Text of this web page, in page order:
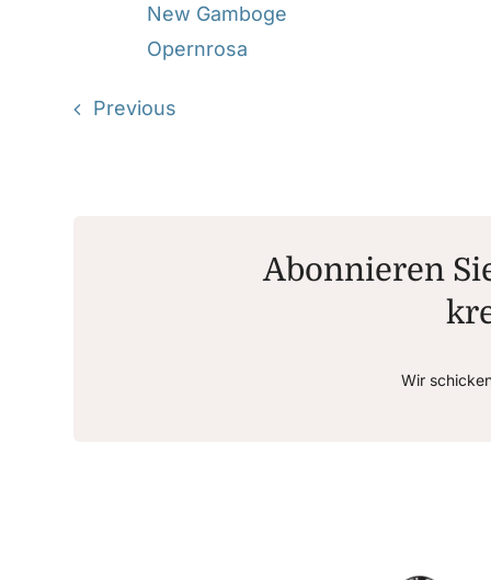
New Gamboge
Opernrosa
Previous
Abonnieren
Wir